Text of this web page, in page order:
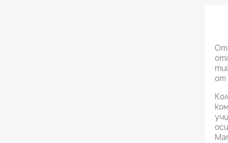
от